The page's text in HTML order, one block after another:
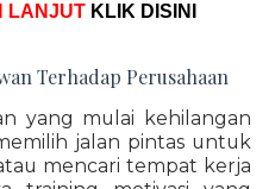
LANJUT KLIK DISINI
Terhadap Perusahaan
yang mulai kehilangan
jalan pintas untuk
mencari tempat kerja